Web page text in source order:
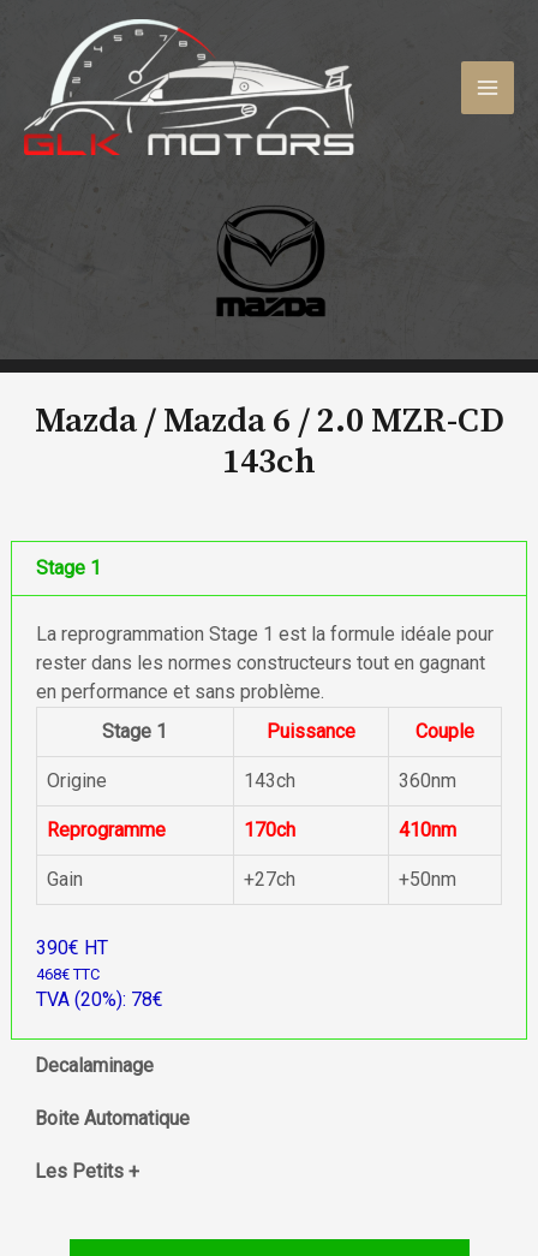
contenu
Mazda / Mazda 6 /2.0 MZR-CD
143ch
Stage 1
La reprogrammation Stage 1 est la formule idéale pour
rester dans les normes constructeurs tout en gagnant
en performance et sans problème.
Stage 1
Puissance Couple
Origine 143ch 360nm
Reprogramme 170ch 410nm
Gain +27ch +50nm
390€ HT
468€ TTC
TVA (20%): 78€
Decalaminage
Boite Automatique
Les Petits +